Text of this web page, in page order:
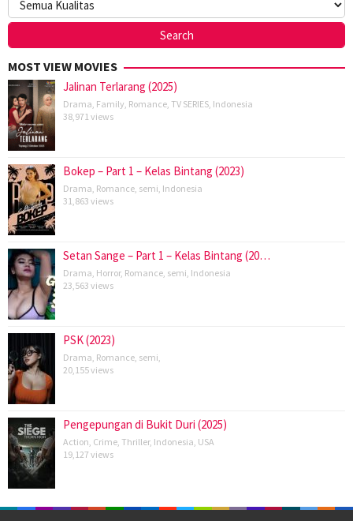
MOST VIEW MOVIES
Jalinan Terlarang (2025)
Drama Family Romance TV SERIES Indonesia
38,971 views
Bokep – Part 1 – Kelas Bintang (2023)
Drama Romance semi Indonesia
31,863 views
Setan Sange – Part 1 – Kelas Bintang (20…
Drama Horror, Romance semi Indonesia
23,563 views
PSK (2023)
Drama Romance semi
20,155 views
Pengepungan di Bukit Duri (2025)
Action Crime Thriller, Indonesia USA
19,127 views